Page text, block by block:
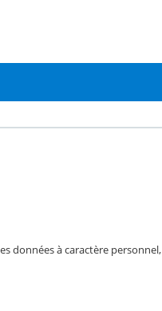
données à caractère personnel,